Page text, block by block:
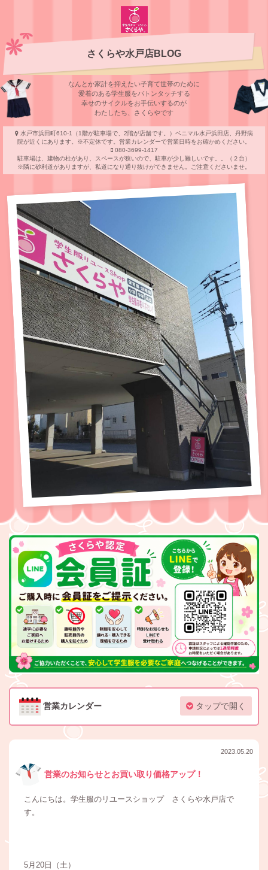
さくらや水戸店BLOG
なんとか家計を抑えたい子育て世帯のために
愛着のある学⽣服をバトンタッチする
幸せのサイクルをお⼿伝いするのが
わたしたち、さくらやです
水戸市浜田町610-1（1階が駐車場で、2階が店舗です。）ベニマル水戸浜田店、丹野病
院が近くにあります。※不定休です。営業カレンダーで営業日時をお確かめください。
080-3699-1417
駐車場は、建物の柱があり、スペースが狭いので、駐車が少し難しいです。。（２台）
※隣に砂利道がありますが、私道になり通り抜けができません。ご注意くださいませ。
営業カレンダー タップで開く
2023.05.20
営業のお知らせとお買い取り価格アップ！
こんにちは。学生服のリユースショップ さくらや水戸店で
す。
5月20日（土）